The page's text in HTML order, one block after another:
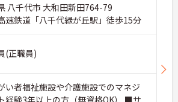
ると資格手当がプラスされ、
格）に認定されると月38,000
仕組みが整っています
対策講座・認知症ケア専門士
対策など、資格取得支援講座
、資格保有率99.8%の実績があ
与と働きやすさを両立している
八千代市 大和田新田764-79
速鉄道「八千代緑が丘駅」徒歩15分
(正職員)
い者福祉施設や介護施設でのマネジ
経験3年以上の方（無資格OK） ■サ